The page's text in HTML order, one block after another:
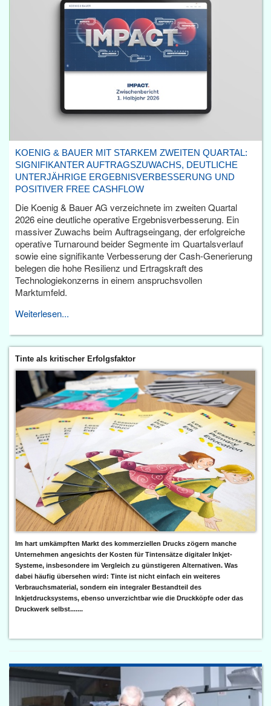
KOENIG & BAUER MIT STARKEM ZWEITEN QUARTAL:
SIGNIFIKANTER AUFTRAGSZUWACHS, DEUTLICHE
UNTERJÄHRIGE ERGEBNISVERBESSERUNG UND
POSITIVER FREE CASHFLOW
Die Koenig & Bauer AG verzeichnete im zweiten Quartal
2026 eine deutliche operative Ergebnisverbesserung. Ein
massiver Zuwachs beim Auftragseingang, der erfolgreiche
operative Turnaround beider Segmente im Quartalsverlauf
sowie eine signifikante Verbesserung der Cash-Generierung
belegen die hohe Resilienz und Ertragskraft des
Technologiekonzerns in einem anspruchsvollen
Marktumfeld.
Weiterlesen...
Tinte als kritischer Erfolgsfaktor
Im hart umkämpften Markt des kommerziellen Drucks zögern manche
Unternehmen angesichts der Kosten für Tintensätze digitaler Inkjet-
Systeme, insbesondere im Vergleich zu günstigeren Alternativen. Was
dabei häufig übersehen wird: Tinte ist nicht einfach ein weiteres
Verbrauchsmaterial, sondern ein integraler Bestandteil des
Inkjetdrucksystems, ebenso unverzichtbar wie die Druckköpfe oder das
Druckwerk selbst.......